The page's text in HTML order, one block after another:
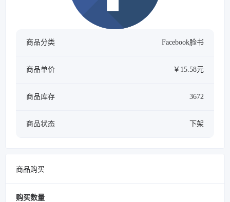
商品分类 Facebook脸书
商品单价 ￥15.58元
商品库存 3672
商品状态 下架
商品购买
购买数量